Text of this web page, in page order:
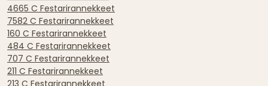
4665 C Festarirannekkeet
7582 C Festarirannekkeet
160 C Festarirannekkeet
484 C Festarirannekkeet
707 C Festarirannekkeet
211 C Festarirannekkeet
213 C Festarirannekkeet